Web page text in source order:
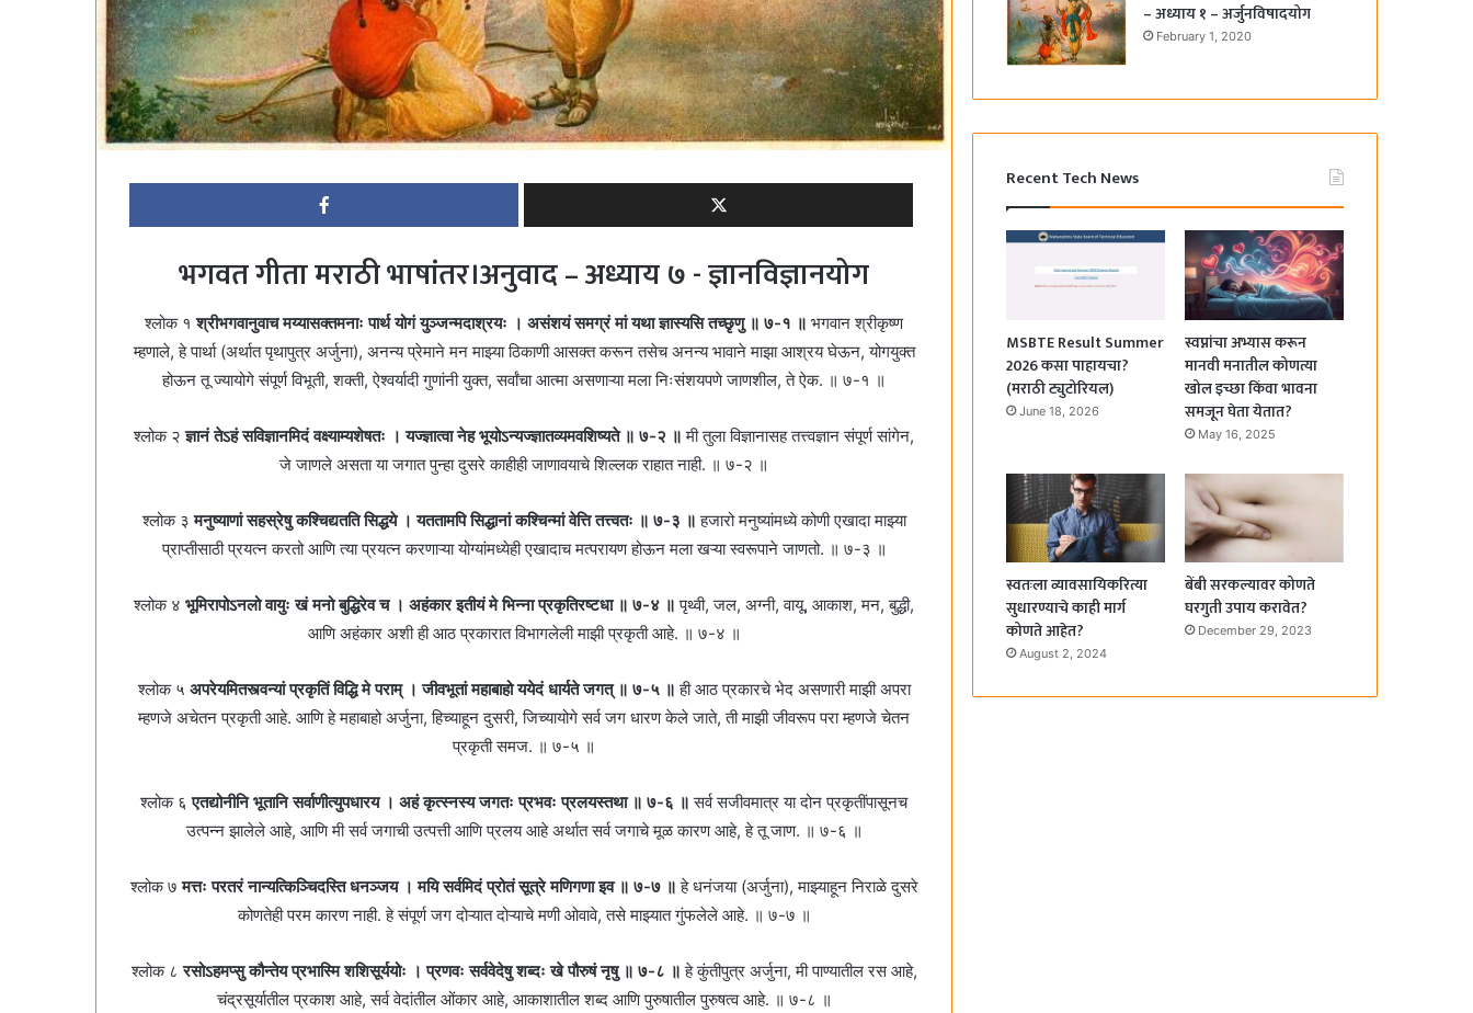
भगवत गीता मराठी भाषांतर।अनुवाद – अध्याय ७ - ज्ञानविज्ञानयोग
श्लोक १श्रीभगवानुवाच मय्यासक्तमनाः पार्थ योगं युञ्जन्मदाश्रयः । असंशयं समग्रं मां यथा ज्ञास्यसि तच्छृणु ॥ ७-१ ॥ भगवान श्रीकृष्ण
म्हणाले, हे पार्था (अर्थात पृथापुत्र अर्जुना), अनन्य प्रेमाने मन माझ्या ठिकाणी आसक्त करून तसेच अनन्य भावाने माझा आश्रय घेऊन, योगयुक्त
होऊन तू ज्यायोगे संपूर्ण विभूती, शक्ती, ऐश्वर्यादी गुणांनी युक्त, सर्वांचा आत्मा असणाऱ्या मला निःसंशयपणे जाणशील, ते ऐक. ॥ ७-१ ॥
श्लोक २ज्ञानं तेऽहं सविज्ञानमिदं वक्ष्याम्यशेषतः । यज्ज्ञात्वा नेह भूयोऽन्यज्ज्ञातव्यमवशिष्यते ॥ ७-२ ॥ मी तुला विज्ञानासह तत्त्वज्ञान संपूर्ण सांगेन,
जे जाणले असता या जगात पुन्हा दुसरे काहीही जाणावयाचे शिल्लक राहात नाही. ॥ ७-२ ॥
श्लोक ३मनुष्याणां सहस्रेषु कश्चिद्यतति सिद्धये । यततामपि सिद्धानां कश्चिन्मां वेत्ति तत्त्वतः ॥ ७-३ ॥ हजारो मनुष्यांमध्ये कोणी एखादा माझ्या
प्राप्तीसाठी प्रयत्‍न करतो आणि त्या प्रयत्‍न करणाऱ्या योग्यांमध्येही एखादाच मत्परायण होऊन मला खऱ्या स्वरूपाने जाणतो. ॥ ७-३ ॥
श्लोक ४ भूमिरापोऽनलो वायुः खं मनो बुद्धिरेव च । अहंकार इतीयं मे भिन्ना प्रकृतिरष्टधा ॥ ७-४ ॥ पृथ्वी, जल, अग्नी, वायू, आकाश, मन, बुद्धी,
आणि अहंकार अशी ही आठ प्रकारात विभागलेली माझी प्रकृती आहे. ॥ ७-४ ॥
श्लोक ५ अपरेयमितस्त्वन्यां प्रकृतिं विद्धि मे पराम्‌ । जीवभूतां महाबाहो ययेदं धार्यते जगत्‌ ॥ ७-५ ॥ ही आठ प्रकारचे भेद असणारी माझी अपरा
म्हणजे अचेतन प्रकृती आहे. आणि हे महाबाहो अर्जुना, हिच्याहून दुसरी, जिच्यायोगे सर्व जग धारण केले जाते, ती माझी जीवरूप परा म्हणजे चेतन
प्रकृती समज. ॥ ७-५ ॥
श्लोक ६एतद्योनीनि भूतानि सर्वाणीत्युपधारय । अहं कृत्स्नस्य जगतः प्रभवः प्रलयस्तथा ॥ ७-६ ॥ सर्व सजीवमात्र या दोन प्रकृतींपासूनच
उत्पन्न झालेले आहे, आणि मी सर्व जगाची उत्पत्ती आणि प्रलय आहे अर्थात सर्व जगाचे मूळ कारण आहे, हे तू जाण. ॥ ७-६ ॥
श्लोक ७मत्तः परतरं नान्यत्किञ्चिदस्ति धनञ्जय । मयि सर्वमिदं प्रोतं सूत्रे मणिगणा इव ॥ ७-७ ॥ हे धनंजया (अर्जुना), माझ्याहून निराळे दुसरे
कोणतेही परम कारण नाही. हे संपूर्ण जग दोऱ्यात दोऱ्याचे मणी ओवावे, तसे माझ्यात गुंफलेले आहे. ॥ ७-७ ॥
श्लोक ८रसोऽहमप्सु कौन्तेय प्रभास्मि शशिसूर्ययोः । प्रणवः सर्ववेदेषु शब्दः खे पौरुषं नृषु ॥ ७-८ ॥ हे कुंतीपुत्र अर्जुना, मी पाण्यातील रस आहे,
चंद्रसूर्यातील प्रकाश आहे, सर्व वेदांतील ओंकार आहे, आकाशातील शब्द आणि पुरुषातील पुरुषत्व आहे. ॥ ७-८ ॥
– अध्याय १ – अर्जुनविषादयोग
February 1, 2020
Recent Tech News
MSBTE Result Summer
2026 कसा पाहायचा?
(मराठी ट्युटोरियल)
June 18, 2026
स्वप्नांचा अभ्यास करून
मानवी मनातील कोणत्या
खोल इच्छा किंवा भावना
समजून घेता येतात?
May 16, 2025
स्वतःला व्यावसायिकरित्या
सुधारण्याचे काही मार्ग
कोणते आहेत?
August 2, 2024
बेंबी सरकल्यावर कोणते
घरगुती उपाय करावेत?
December 29, 2023